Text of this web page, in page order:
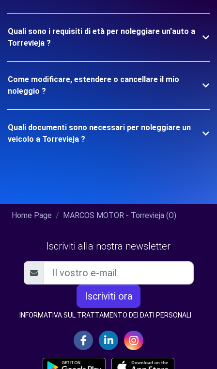
Quali sono i requisiti di età per noleggiare un'auto a
Torrevieja ?
Come modificare, estendere o cancellare il mio
noleggio ?
Quali documenti sono necessari per noleggiare un
veicolo a Torrevieja ?
Home Page MARCOS MOTOR - Torrevieja (O)
Iscriviti alla nostra newsletter
Iscriviti ora
INFORMATIVA SUL TRATTAMENTO DEI DATI PERSONALI